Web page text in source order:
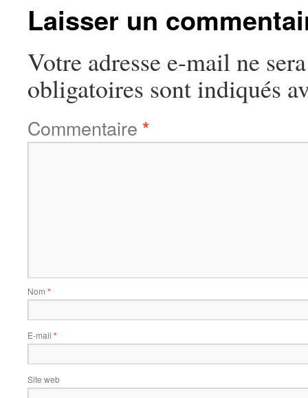
Laisser un
Votre adresse e-mail ne
obligatoires sont indiqués
Commentaire *
Nom *
E-mail *
Site web